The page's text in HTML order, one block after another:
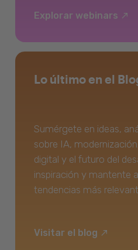
Explorar webinars
Lo último en el
Sumérgete en ideas,
sobre IA,
digital y el futuro del
inspiración y mantente
tendencias más
Visitar el blog